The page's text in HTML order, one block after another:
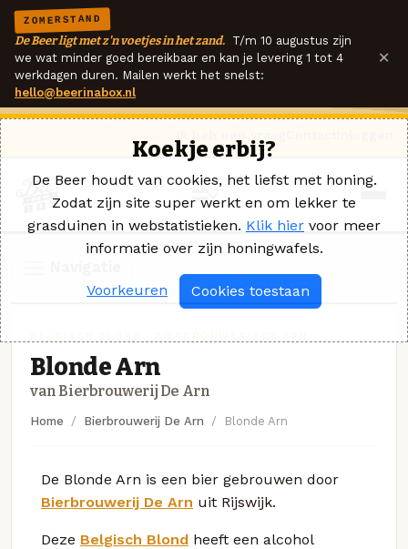
ZOMERSTAND
De Beer ligt met z'n voetjes in het zand. T/m 10 augustus zijn
we wat minder goed bereikbaar en kan je levering 1 tot 4
werkdagen duren. Mailen werkt het snelst:
hello@beerinabox.nl
×
Blonde Arn
van Bierbrouwerij De Arn
Home Bierbrouwerij De Arn Blonde Arn
De Blonde Arn is een bier gebrouwen door
Bierbrouwerij De Arn uit Rijswijk.
Deze Belgisch Blond heeft een alcohol
Koekje erbij?
De Beer houdt van cookies, het liefst met honing.
Zodat zijn site super werkt en om lekker te
grasduinen in webstatistieken. Klik hier voor meer
informatie over zijn honingwafels.
Voorkeuren Cookies toestaan